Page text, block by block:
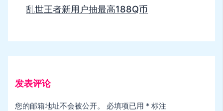
乱世王者新用户抽最高188Q币
发表评论
您的邮箱地址不会被公开。 必填项已用 * 标注